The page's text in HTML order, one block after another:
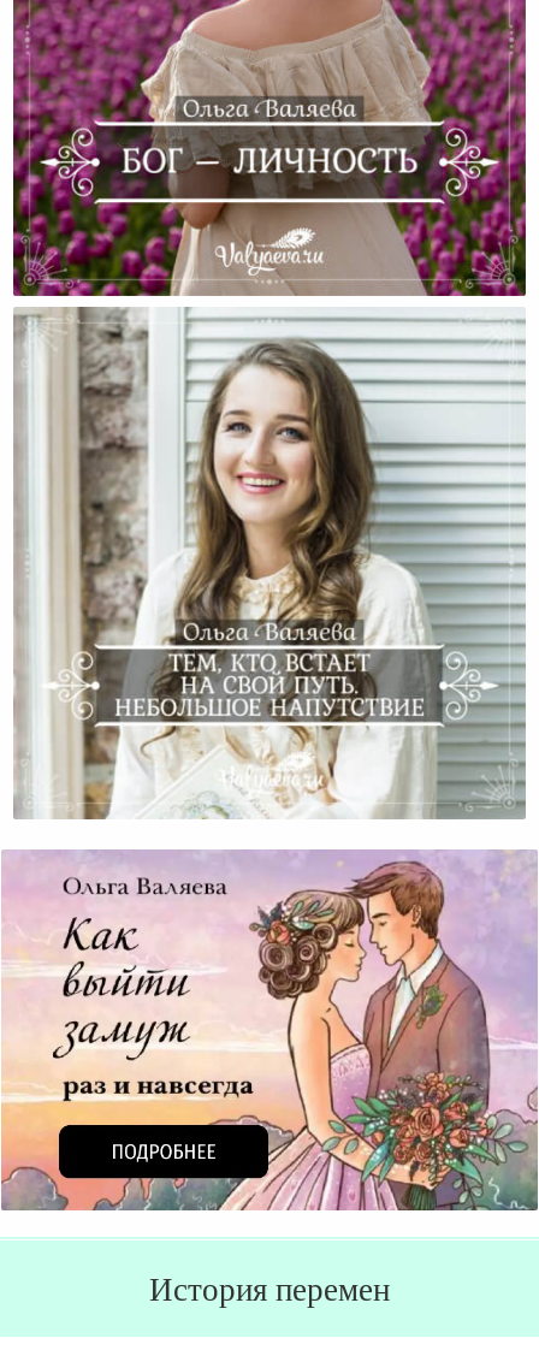
Бог – Личность
Тем, Кто Встает На Свой Путь. Небольшое
Напутствие
История перемен